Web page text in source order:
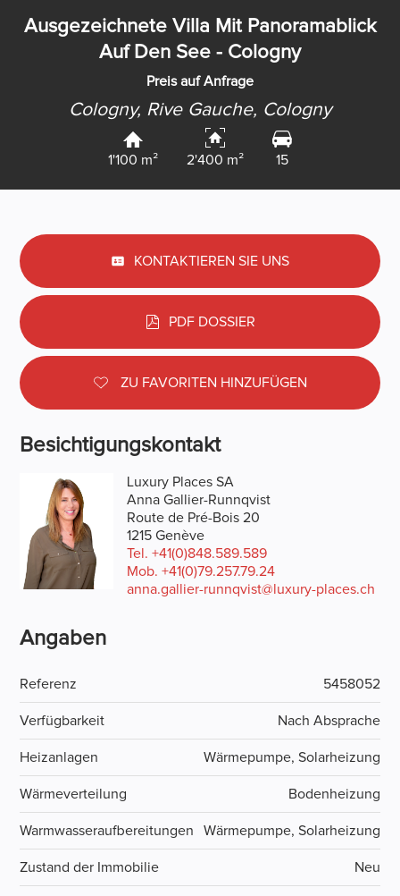
Ausgezeichnete Villa Mit Panoramablick
Auf Den See - Cologny
Preis auf Anfrage
Cologny, Rive Gauche, Cologny
1'100 m² 2'400 m² 15
KONTAKTIEREN SIE UNS
PDF DOSSIER
ZU FAVORITEN HINZUFÜGEN
Besichtigungskontakt
Luxury Places SA
Anna Gallier-Runnqvist
Route de Pré-Bois 20
1215 Genève
Tel. +41(0)848.589.589
Mob. +41(0)79.257.79.24
anna.gallier-runnqvist@luxury-places.ch
Angaben
Referenz 5458052
Verfügbarkeit Nach Absprache
Heizanlagen Wärmepumpe, Solarheizung
Wärmeverteilung Bodenheizung
Warmwasseraufbereitungen Wärmepumpe, Solarheizung
Zustand der Immobilie Neu